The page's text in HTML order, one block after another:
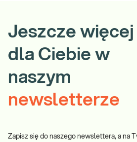
Jeszcze więcej
dla Ciebie w
naszym
newsletterze
Zapisz się do naszego newslettera, a na